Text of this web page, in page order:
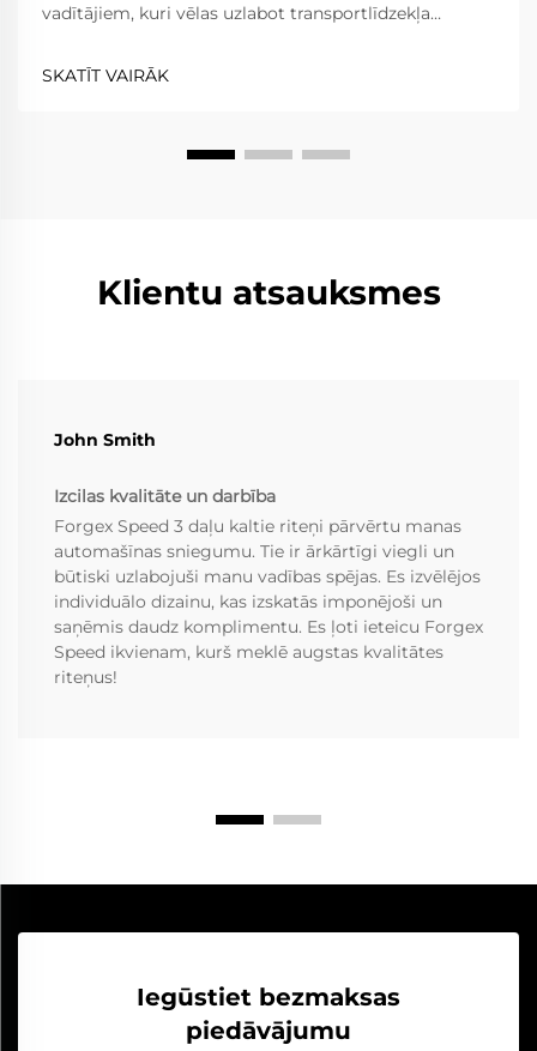
vadītājiem, kuri vēlas uzlabot transportlīdzekļa
Divdaļu rati ir elastīgāki nekā viendaļas rati, jo rata
spieķi un apvalks ir atdalīti, kamēr...
SKATĪT VAIRĀK
Klientu atsauksmes
John Smith
Izcilas kvalitāte un darbība
Forgex Speed 3 daļu kaltie riteņi pārvērtu manas
automašīnas sniegumu. Tie ir ārkārtīgi viegli un
būtiski uzlabojuši manu vadības spējas. Es izvēlējos
individuālo dizainu, kas izskatās imponējoši un
saņēmis daudz komplimentu. Es ļoti ieteicu Forgex
Speed ikvienam, kurš meklē augstas kvalitātes
riteņus!
Iegūstiet bezmaksas
piedāvājumu